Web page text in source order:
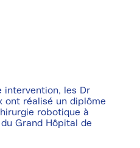
intervention, les Dr
ont réalisé un diplôme
robotique à
Grand Hôpital de